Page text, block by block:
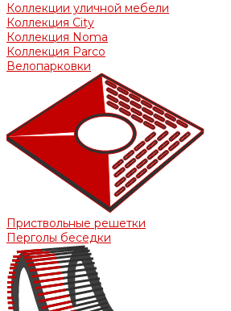
Коллекции уличной мебели
Коллекция City
Коллекция Noma
Коллекция Parco
Велопарковки
Приствольные решетки
Перголы беседки